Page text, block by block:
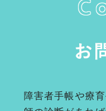
お
障害者手帳や療